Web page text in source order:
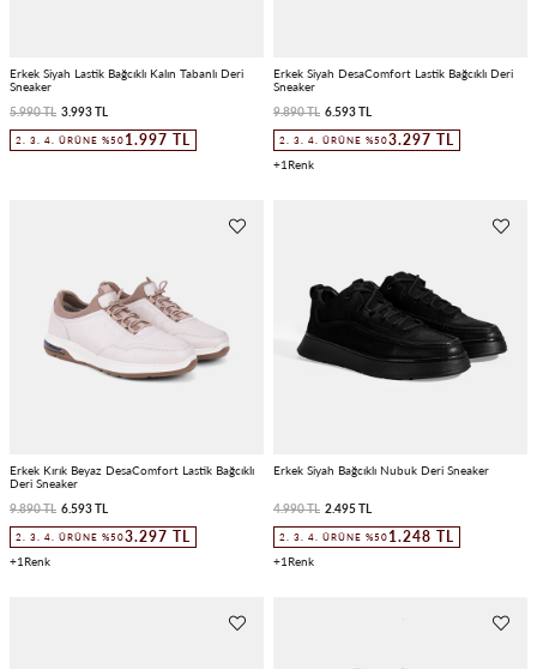
Erkek Siyah Lastik Bağcıklı Kalın Tabanlı Deri
Sneaker
3.993 TL
5.990 TL
2. 3. 4. ÜRÜNE %50 1.997 TL
Erkek Siyah DesaComfort Lastik Bağcıklı Deri
Sneaker
6.593 TL
9.890 TL
2. 3. 4. ÜRÜNE %503.297 TL
1
Erkek Kırık Beyaz DesaComfort Lastik Bağcıklı
Deri Sneaker
6.593 TL
9.890 TL
2. 3. 4. ÜRÜNE %503.297 TL
1
Erkek Siyah Bağcıklı Nubuk Deri Sneaker
2.495 TL
4.990 TL
2. 3. 4. ÜRÜNE %50 1.248 TL
1